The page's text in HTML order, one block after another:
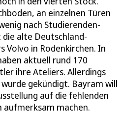
an einzelnen Türen
nach Studierenden-
alte Deutschland-
Volvo in Rodenkirchen. In
aktuell rund 170
ihre Ateliers. Allerdings
gekündigt. Bayram will
auf die fehlenden
aufmerksam machen.